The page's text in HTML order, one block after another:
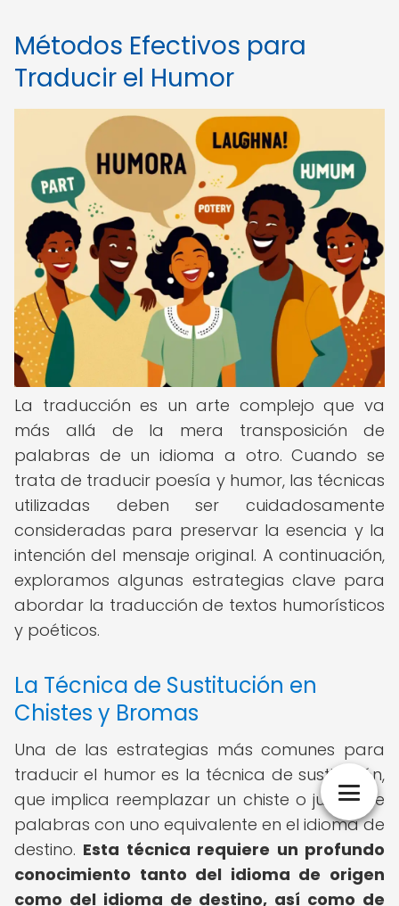
Métodos Efectivos para
Traducir el Humor
La traducción es un arte complejo que va
más allá de la mera transposición de
palabras de un idioma a otro. Cuando se
trata de traducir poesía y humor, las técnicas
utilizadas deben ser cuidadosamente
consideradas para preservar la esencia y la
intención del mensaje original. A continuación,
exploramos algunas estrategias clave para
abordar la traducción de textos humorísticos
y poéticos.
La Técnica de Sustitución en
Chistes y Bromas
Una de las estrategias más comunes para
traducir el humor es la técnica de sustitución,
que implica reemplazar un chiste o juego de
palabras con uno equivalente en el idioma de
destino. Esta técnica requiere un profundo
conocimiento tanto del idioma de origen
como del idioma de destino, así como de